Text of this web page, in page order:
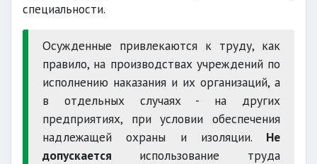
специальности.
Осужденные привлекаются к труду, как
правило, на производствах учреждений по
исполнению наказания и их организаций, а
в отдельных случаях - на других
предприятиях, при условии обеспечения
надлежащей охраны и изоляции. Не
допускается использование труда